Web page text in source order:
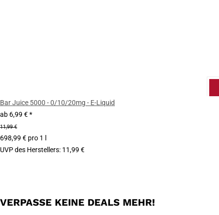
Bar Juice 5000 - 0/10/20mg - E-Liquid
ab 6,99 €*
11,99 €
698,99 € pro 1 l
UVP des Herstellers: 11,99 €
VERPASSE KEINE DEALS MEHR!